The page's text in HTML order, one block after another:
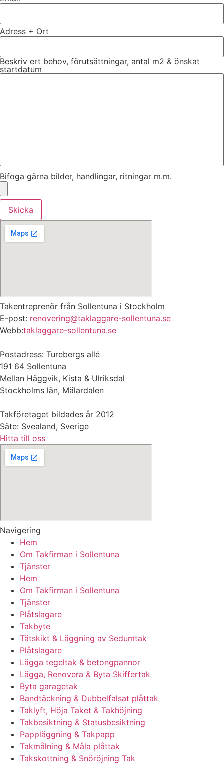
Adress + Ort
Beskriv ert behov, förutsättningar, antal m2 & önskat
startdatum
Bifoga gärna bilder, handlingar, ritningar m.m.
Skicka
Takentreprenör från Sollentuna i Stockholm
E-post: renovering@taklaggare-sollentuna.se
Webb:taklaggare-sollentuna.se
Postadress: Turebergs allé
191 64 Sollentuna
Mellan Häggvik, Kista & Ulriksdal
Stockholms län, Mälardalen
Takföretaget bildades år 2012
Säte: Svealand, Sverige
Hitta till oss
Navigering
Hem
Om Takfirman i Sollentuna
Tjänster
Hem
Om Takfirman i Sollentuna
Tjänster
Plåtslagare
Takbyte
Tätskikt & Läggning av Sedumtak
Plåtslagare
Lägga tegeltak & betongpannor
Lägga, Renovera & Byta Skiffertak
Byta garagetak
Bandtäckning & Dubbelfalsat plåttak
Taklyft, Höja Taket & Takhöjning
Takbesiktning & Statusbesiktning
Pappläggning & Takpapp
Takmålning & Måla plåttak
Takskottning & Snöröjning Tak